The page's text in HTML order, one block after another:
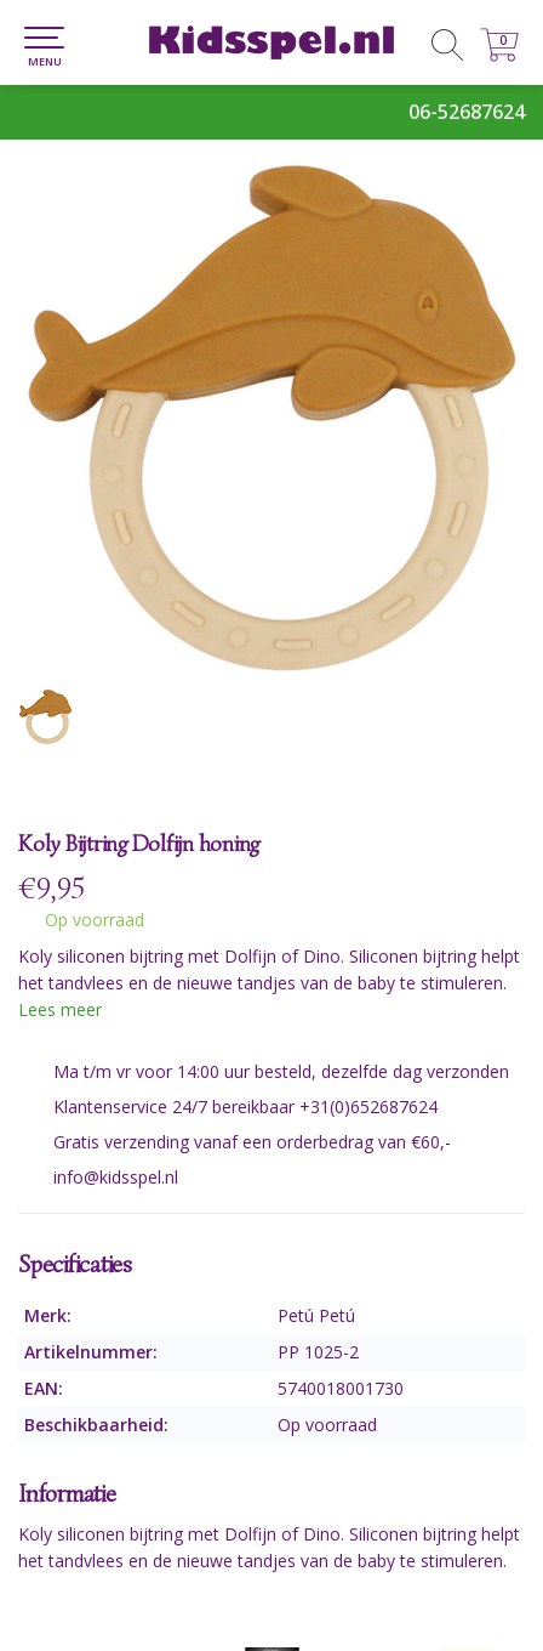
06-52687624
0
0
MENU
Koly Bijtring Dolfijn honing
€9,95
Op voorraad
Koly siliconen bijtring met Dolfijn of Dino. Siliconen bijtring helpt
het tandvlees en de nieuwe tandjes van de baby te stimuleren.
Lees meer
Ma t/m vr voor 14:00 uur besteld, dezelfde dag verzonden
Klantenservice 24/7 bereikbaar +31(0)652687624
Gratis verzending vanaf een orderbedrag van €60,-
info@kidsspel.nl
Specificaties
Merk:
Petú Petú
Artikelnummer:
PP 1025-2
EAN:
5740018001730
Beschikbaarheid:
Op voorraad
Informatie
Koly siliconen bijtring met Dolfijn of Dino. Siliconen bijtring helpt
het tandvlees en de nieuwe tandjes van de baby te stimuleren.